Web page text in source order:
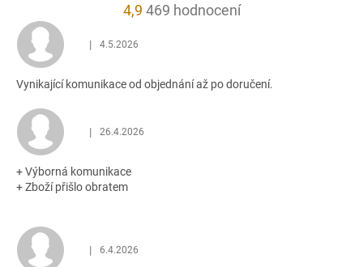
4,9 Průměrné
4,9
469 hodnocení
Hodnocení obchodu je 5 z 5 hvězdiček.
| 4.5.2026
Vynikající komunikace od objednání až po doručení.
Hodnocení obchodu je 5 z 5 hvězdiček.
| 26.4.2026
+ Výborná komunikace
+ Zboží přišlo obratem
Hodnocení obchodu je 5 z 5 hvězdiček.
| 6.4.2026